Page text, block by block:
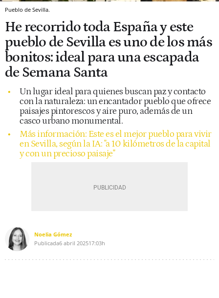
Pueblo de Sevilla.
He recorrido toda España y este
pueblo de Sevilla es uno de los más
bonitos: ideal para una escapada
de Semana Santa
Un lugar ideal para quienes buscan paz y contacto
con la naturaleza: un encantador pueblo que ofrece
paisajes pintorescos y aire puro, además de un
casco urbano monumental.
Más información: Este es el mejor pueblo para vivir
en Sevilla, según la IA: "a 10 kilómetros de la capital
y con un precioso paisaje"
Noelia Gómez
Publicada6 abril 202517:03h